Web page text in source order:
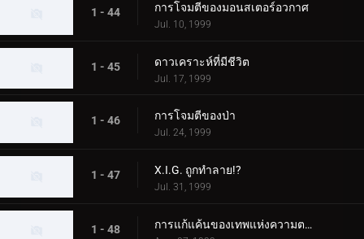
1 - 44 การโจมตีของมอนสเตอร์อวกาศ
Jul. 10, 1999
1 - 45 ดาวเคราะห์ที่มีชีวิต
Jul. 17, 1999
1 - 46 การโจมตีของป่า
Jul. 24, 1999
1 - 47 X.I.G. ถูกทำลาย!?
Jul. 31, 1999
1 - 48 การแก้แค้นของเทพแห่งความตาย